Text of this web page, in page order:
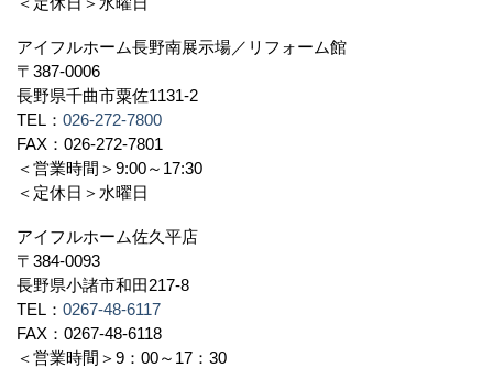
アイフルホーム長野南展示場／リフォーム館
〒387-0006
長野県千曲市粟佐1131-2
TEL： 026-272-7800
FAX：026-272-7801
＜営業時間＞9:00～17:30
＜定休日＞水曜日
アイフルホーム佐久平店
〒384-0093
長野県小諸市和田217-8
TEL： 0267-48-6117
FAX：0267-48-6118
＜営業時間＞9：00～17：30